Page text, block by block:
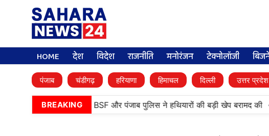
HOME देश विदेश राजनीति मनोरंजन टेक्नोलॉजी
पंजाब चंडीगढ़ हरियाणा हिमाचल दिल्ली उत्तर प्रदेश
BREAKING
तरनतारन में बड़ी कामयाबी, BSF और पंजाब पुलिस ने हथियारों की बड़ी खेप बरामद की •